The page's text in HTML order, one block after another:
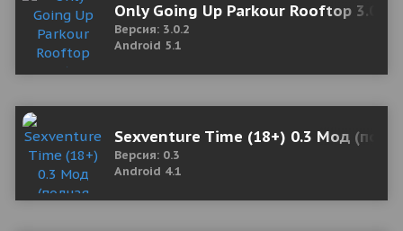
Only Going Up Parkour Rooftop 3.0.2
Версия: 3.0.2
Android 5.1
Sexventure Time (18+) 0.3 Мод
Версия: 0.3
Android 4.1